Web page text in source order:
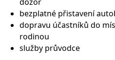
bezplatné přistavení
dopravu účastníků do
rodinou
služby průvodce